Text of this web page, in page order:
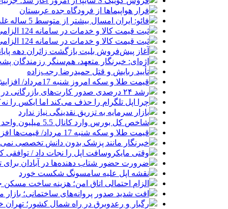
فرار هواپیماها از فرودگاه جده عربستان
فائو: ایران امسال بیشتر از متوسط 5 ساله غله تولید می‌کند
ثبت قیمت کالا و خدمات در سامانه 124 الزامی شد
ثبت قیمت کالا و خدمات در سامانه 124 الزامی شد
آغاز پیش‌فروش بلیت بازگشت زائران دهه
اژه‌ای: خبرنگار متعهد، هم‌سنگر رزمندگان
تأیید ربایش و قتل حمیدرضا رجب‌زاده
قیمت طلا و سکه امروز شنبه 17مرداد/ افزایش همه قیمت ها + جدول و جزئیات
رشد ۲۴ درصدی صدور کارت‌های بازرگانی در گرگان
چرا اپل تلگرام را حذف می‌کند اما ایکس را
بازار سرمایه به تزریق نقدینگی نیاز ندارد
شاخص کل بورس وارد کانال 5.5 میلیون واحد شد
قیمت طلا و سکه شنبه 17 مرداد/ قیمت‌ها افزایشی
خبرنگار مانند پزشک بدون دانش تخصصی
وقتی مایکروسافت اپل را نجات داد /
ضرورت حضور شتاب ‌دهنده‌ها در آبادان
نقشه اپل علیه سامسونگ شکست خورد
الزام احتمالی اتاق امن؛ هزینه ساخت مسکن
افت شدید صدور پروانه‌های ساختمانی؛
رگبار و رعدوبرق در راه شمال کشور؛